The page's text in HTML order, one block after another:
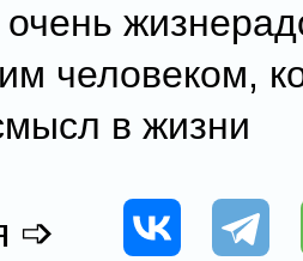
очень
человеком,
в жизни
➩